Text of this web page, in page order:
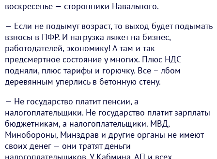
воскресенье — сторонники Навального.
— Если не подымут возраст, то выход будет подымать
взносы в ПФР. И нагрузка ляжет на бизнес,
работодателей, экономику! А там и так
предсмертное состояние у многих. Плюс НДС
подняли, плюс тарифы и горючку. Все – лбом
деревянным уперлись в бетонную стену.
— Не государство платит пенсии, а
налогоплательщики. Не государство платит зарплаты
бюджетникам, а налогоплательщики. МВД,
Минобороны, Минздрав и другие органы не имеют
своих денег — они тратят деньги